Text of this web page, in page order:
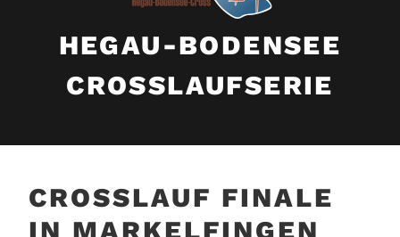
HEGAU-BODENSEE
CROSSLAUFSERIE
CROSSLAUF FINALE
IN MARKELFINGEN